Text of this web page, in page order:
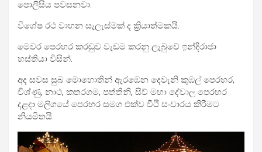
පොලිසිය පවසනවා.
විශේෂ රථ වාහන සැලැස්මක් ද ක්‍රියාත්මකයි.
මෙවර පෙරහර කරඬුව වැඩම කරනු ලැබුවේ ඉන්දිරාජා
හස්තියා විසින්.
අද සවස සුබ මොහොතින් ඇරඹෙන දෙවැනි කුඹල් පෙරහර,
විශ්ණු, නාථ, කතරගම, පත්තිනි, සිව් මහා දේවාල පෙරහර
දළදා මලිගයේ පෙරහර සමග එක්ව වීථි සංචාරය කිරීමට
නියමිතයි.